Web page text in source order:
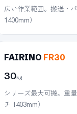
広い作業範囲。搬送・
1400mm）
FAIRINO FR30
30kg
シリーズ最大可搬。重
チ 1403mm）